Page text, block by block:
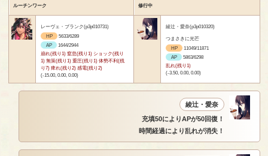
ルーチンワーク 修行中
レーヴェ・ブランク(p3p010731)
HP
5633/6289
AP
1644/2944
崩れ(残り1) 窒息(残り1) ショック(残り
1) 無策(残り1) 重圧(残り1) 体勢不利(残
り7) 痺れ(残り2) 感電(残り2)
(-15.00, 0.00, 0.00)
綾辻・愛奈(p3p010320)
つまさきに光芒
HP
11049/11871
AP
5863/6298
乱れ(残り1)
(-3.50, 0.00, 0.00)
綾辻・愛奈
充填50によりAPが50回復！
時間経過により乱れが消失！